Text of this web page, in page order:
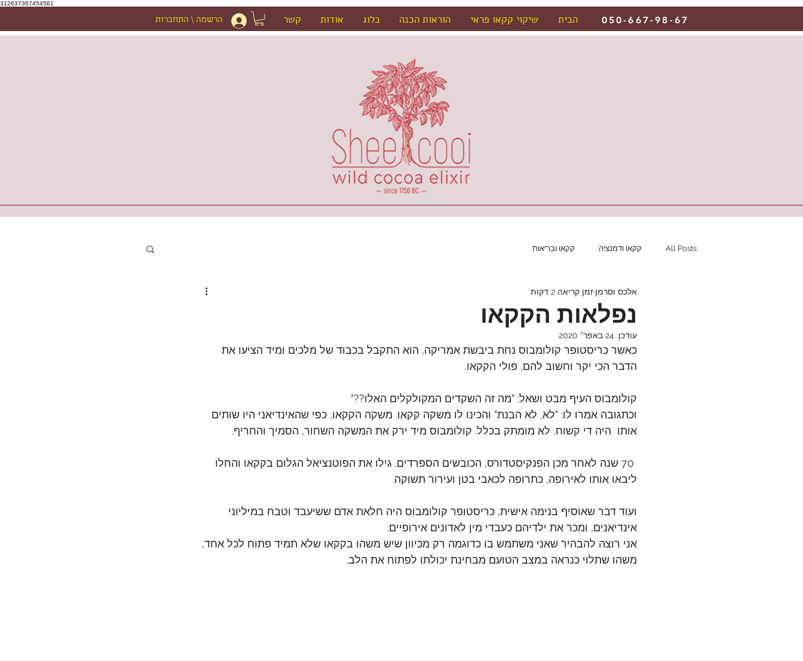
312637367454561
הרשמה \ התחברות הבית שיקוי קקאו פראי הוראות הכנה בלוג אודות קשר 050-667-98-67
All Posts קקאו ודמנציה קקאו ובריאות
נפלאות הקקאו
אלכס וסרמן זמן קריאה 2 דקות
עודכן: 24 באפר׳ 2020
כאשר כריסטופר קולומבוס נחת ביבשת אמריקה, הוא התקבל בכבוד של מלכים ומיד הציעו את
הדבר הכי יקר וחשוב להם, פולי הקקאו.
קולומבוס העיף מבט ושאל: "מה זה השקדים המקולקלים האלו??"
וכתגובה אמרו לו: "לא, לא הבנת" והכינו לו משקה קקאו. משקה הקקאו, כפי שהאינדיאני היו שותים
אותו  היה די קשוח, לא מומתק בכלל. קולומבוס מיד ירק את המשקה השחור, הסמיך והחריף.
70 שנה לאחר מכן הפנקיסטדורס, הכובשים הספרדים. גילו את הפוטנציאל הגלום בקקאו והחלו
ליבאו אותו לאירופה, כתרופה לכאבי בטן ועירור תשוקה.
ועוד דבר שאוסיף בנימה אישית, כריסטופר קולומבוס היה חלאת אדם ששיעבד וטבח במיליוני
אינדיאנים, ומכר את ילדיהם כעבדי מין לאדונים אירופיים.
אני רוצה להבהיר שאני משתמש בו כדוגמה רק מכיוון שיש משהו בקקאו שלא תמיד פתוח לכל אחד,
משהו שתלוי כנראה במצב הטועם מבחינת יכולתו לפתוח את הלב.